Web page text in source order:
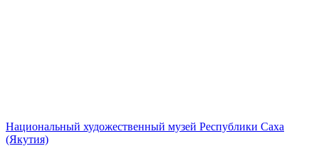
Национальный художественный музей Республики Саха
(Якутия)